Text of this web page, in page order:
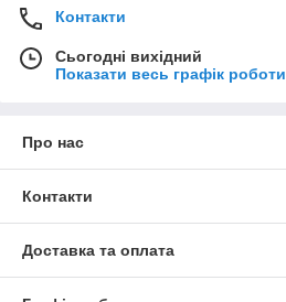
Контакти
Сьогодні вихідний
Показати весь графік роботи
Про нас
Контакти
Доставка та оплата